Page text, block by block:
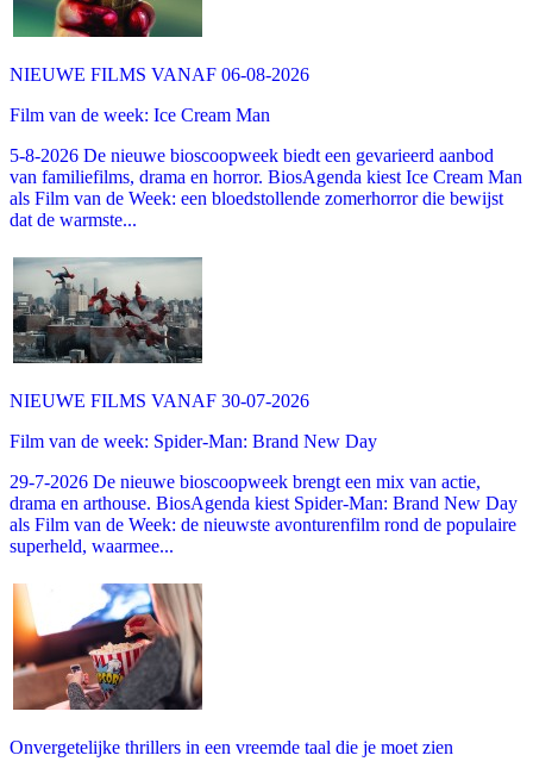
NIEUWE FILMS VANAF 06-08-2026
Film van de week: Ice Cream Man
5-8-2026 De nieuwe bioscoopweek biedt een gevarieerd aanbod
van familiefilms, drama en horror. BiosAgenda kiest Ice Cream Man
als Film van de Week: een bloedstollende zomerhorror die bewijst
dat de warmste...
NIEUWE FILMS VANAF 30-07-2026
Film van de week: Spider-Man: Brand New Day
29-7-2026 De nieuwe bioscoopweek brengt een mix van actie,
drama en arthouse. BiosAgenda kiest Spider-Man: Brand New Day
als Film van de Week: de nieuwste avonturenfilm rond de populaire
superheld, waarmee...
Onvergetelijke thrillers in een vreemde taal die je moet zien